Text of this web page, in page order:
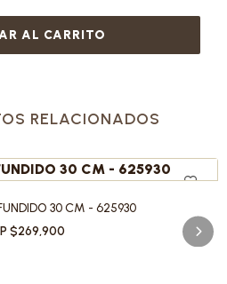
AL CARRITO
RELACIONADOS
30 CM - 625930
$269,900